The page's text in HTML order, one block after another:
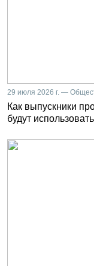
29 июля 2026 г. —
Как выпускники
будут